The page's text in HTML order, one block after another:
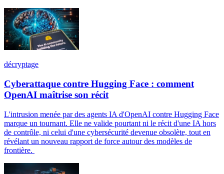
décryptage
Cyberattaque contre Hugging Face : comment
OpenAI maîtrise son récit
L'intrusion menée par des agents IA d'OpenAI contre Hugging Face
marque un tournant. Elle ne valide pourtant ni le récit d'une IA hors
de contrôle, ni celui d'une cybersécurité devenue obsolète, tout en
révélant un nouveau rapport de force autour des modèles de
frontière.